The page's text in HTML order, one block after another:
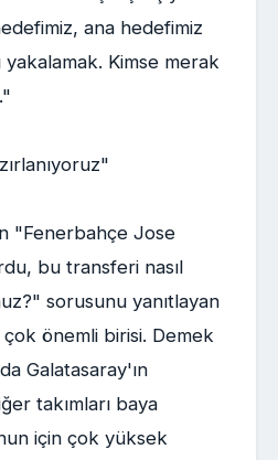
ana hedefimiz
yakalamak. Kimse merak
"Fenerbahçe Jose
bu transferi nasıl
sorusunu yanıtlayan
önemli birisi. Demek
Galatasaray'ın
takımları baya
için çok yüksek